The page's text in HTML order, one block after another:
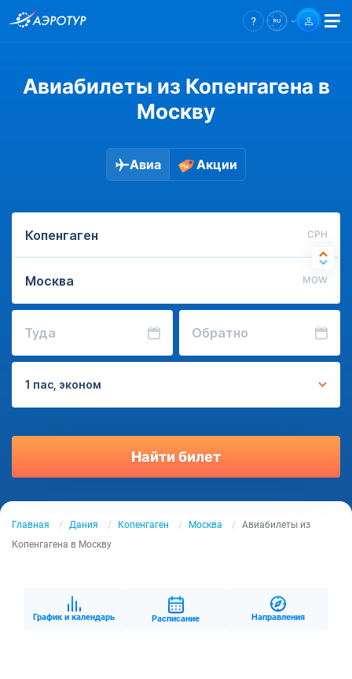
Авиабилеты из Копенгагена в
Москву
Авиа Акции
CPH
MOW
Туда Обратно
1 пас, эконом
Найти билет
Главная Дания Копенгаген Москва
Авиабилеты из
Копенгагена в Москву
График и календарь Расписание Направления